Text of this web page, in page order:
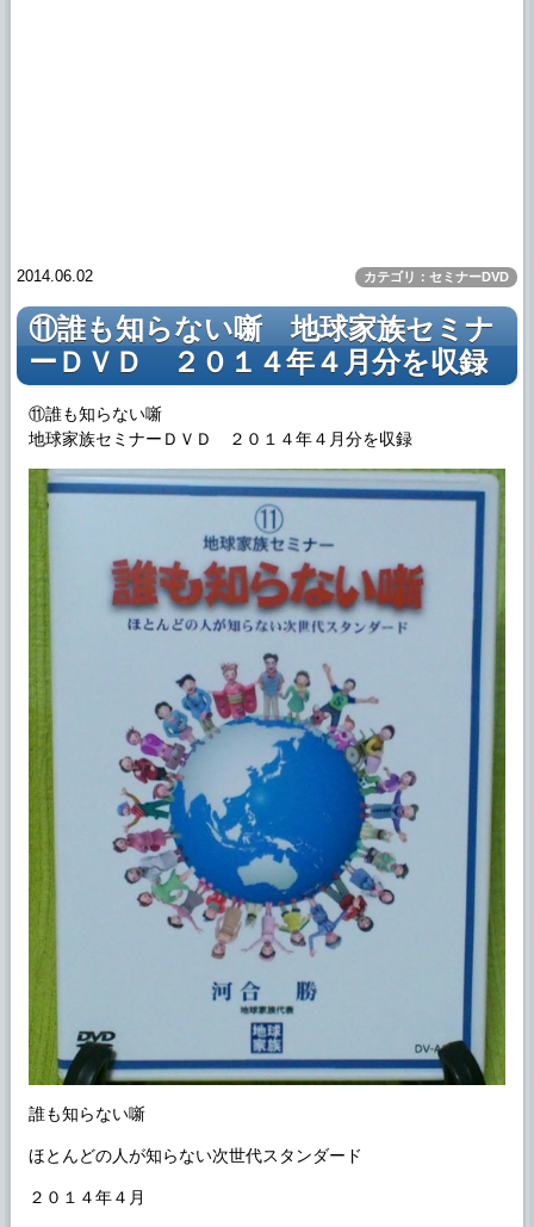
2014.06.02 カテゴリ：セミナーDVD
⑪誰も知らない噺 地球家族セミナ
ーＤＶＤ ２０１４年４月分を収録
⑪誰も知らない噺
地球家族セミナーＤＶＤ ２０１４年４月分を収録
誰も知らない噺
ほとんどの人が知らない次世代スタンダード
２０１４年４月